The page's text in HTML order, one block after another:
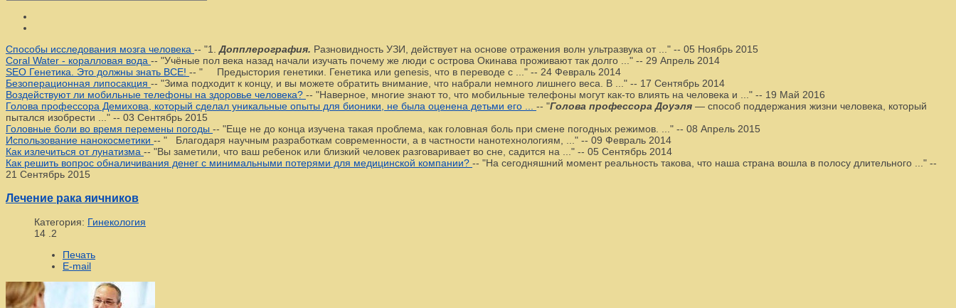
Способы исследования мозга человека -- "1. Допплерография. Разновидность УЗИ, действует на основе отражения волн ультразвука от ..." -- 05 Ноябрь 2015
Coral Water - коралловая вода -- "Учёные пол века назад начали изучать почему же люди с острова Окинава проживают так долго ..." -- 29 Апрель 2014
SEO Генетика. Это должны знать ВСЕ! -- " Предыстория генетики. Генетика или genesis, что в переводе с ..." -- 24 Февраль 2014
Безоперационная липосакция -- "Зима подходит к концу, и вы можете обратить внимание, что набрали немного лишнего веса. В ..." -- 17 Сентябрь 2014
Воздействуют ли мобильные телефоны на здоровье человека? -- "Наверное, многие знают то, что мобильные телефоны могут как-то влиять на человека и ..." -- 19 Май 2016
Голова профессора Демихова, который сделал уникальные опыты для бионики, не была оценена детьми его ... -- "Голова профессора Доуэля — способ поддержания жизни человека, который
пытался изобрести ..." -- 03 Сентябрь 2015
Головные боли во время перемены погоды -- "Еще не до конца изучена такая проблема, как головная боль при смене погодных режимов. ..." -- 08 Апрель 2015
Использование нанокосметики -- " Благодаря научным разработкам современности, а в частности нанотехнологиям, ..." -- 09 Февраль 2014
Как излечиться от лунатизма -- "Вы заметили, что ваш ребенок или близкий человек разговаривает во сне, садится на ..." -- 05 Сентябрь 2014
Как решить вопрос обналичивания денег с минимальными потерями для медицинской компании? -- "На сегодняшний момент реальность такова, что наша страна вошла в полосу длительного ..." --
21 Сентябрь 2015
Лечение рака яичников
Категория: Гинекология
14 .2
Печать
E-mail